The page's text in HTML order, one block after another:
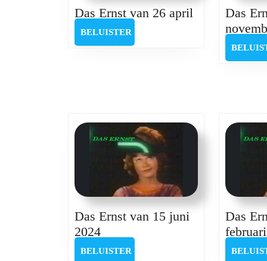
Das Ernst van 26 april
BELUISTER
Das
Das Ernst van 15 juni
2024Das
Ernst
BELUISTER
Das